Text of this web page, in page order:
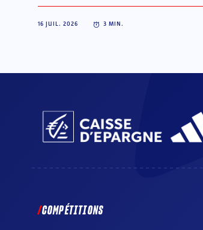
16 JUIL. 2026 3 MIN.
COMPÉTITIONS